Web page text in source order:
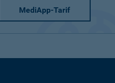
MediApp-Tarif